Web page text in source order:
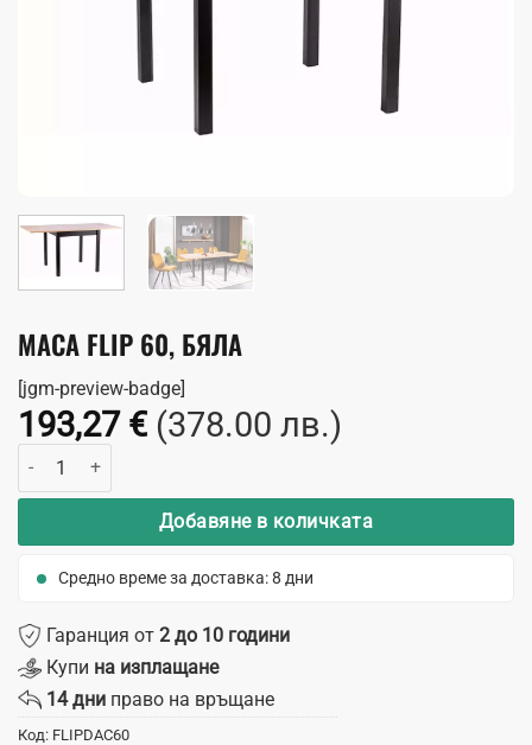
МАСА FLIP 60, БЯЛА
[jgm-preview-badge]
193,27 € (378.00 лв.)
количество за Маса Flip 60, бяла
Добавяне в количката
Средно време за доставка: 8 дни
Гаранция от 2 до 10 години
Купи на изплащане
14 дни право на връщане
Код: FLIPDAC60